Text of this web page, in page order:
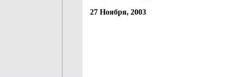
27 Ноября, 2003